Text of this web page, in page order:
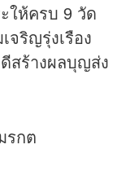
ให้ครบ 9 วัด
จริญรุ่งเรือง
สร้างผลบุญส่ง
รกต